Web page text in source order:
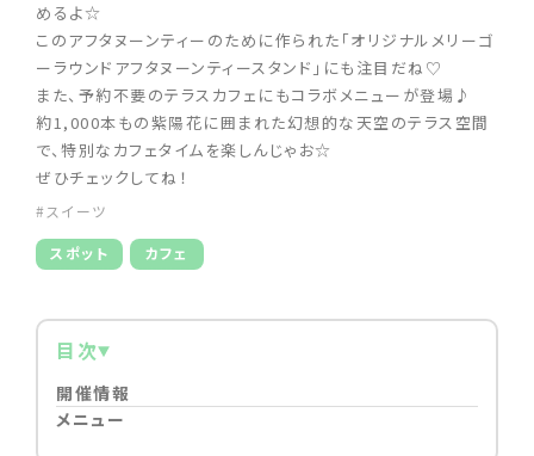
めるよ☆
このアフタヌーンティーのために作られた「オリジナルメリーゴ
ーラウンドアフタヌーンティースタンド」にも注目だね♡
また、予約不要のテラスカフェにもコラボメニューが登場♪
約1,000本もの紫陽花に囲まれた幻想的な天空のテラス空間
で、特別なカフェタイムを楽しんじゃお☆
ぜひチェックしてね！
#スイーツ
スポット カフェ
目次
開催情報
メニュー